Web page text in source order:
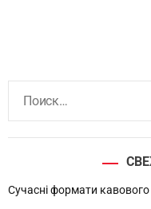
:Сучасні формати